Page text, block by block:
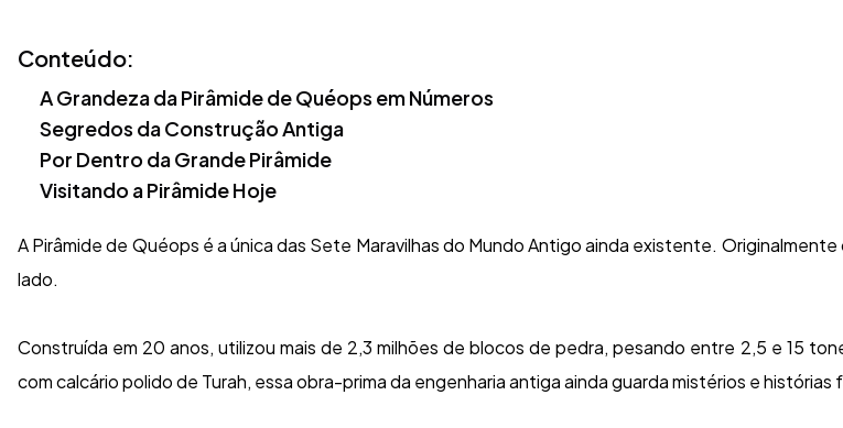
Conteúdo:
A Grandeza da Pirâmide de Quéops em Números
Segredos da Construção Antiga
Por Dentro da Grande Pirâmide
Visitando a Pirâmide Hoje
A Pirâmide de Quéops é a única das Sete Maravilhas do Mundo Antigo ainda existente.
lado.
Construída em 20 anos, utilizou mais de 2,3 milhões de blocos de pedra, pesando entre 2,5 e 15
com calcário polido de Turah, essa obra-prima da engenharia antiga ainda guarda mistérios e histórias